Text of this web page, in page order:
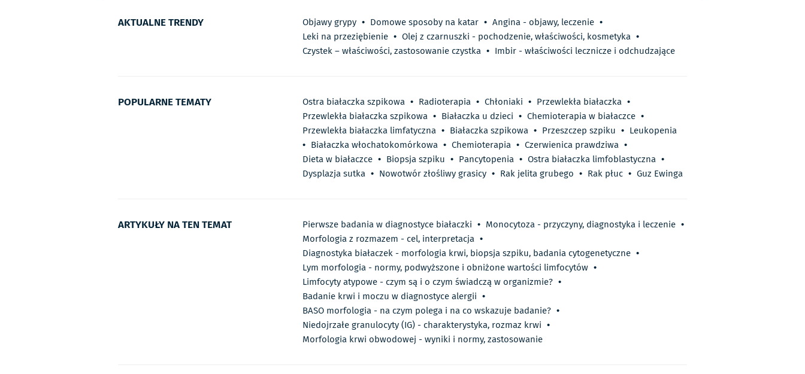
AKTUALNE TRENDY Objawy grypy • Domowe sposoby na katar • Angina - objawy, leczenie •
Leki na przeziębienie • Olej z czarnuszki - pochodzenie, właściwości, kosmetyka •
Czystek – właściwości, zastosowanie czystka • Imbir - właściwości lecznicze i odchudzające
POPULARNE TEMATY Ostra białaczka szpikowa • Radioterapia • Chłoniaki • Przewlekła białaczka •
Przewlekła białaczka szpikowa • Białaczka u dzieci • Chemioterapia w białaczce •
Przewlekła białaczka limfatyczna • Białaczka szpikowa • Przeszczep szpiku • Leukopenia
• Białaczka włochatokomórkowa • Chemioterapia • Czerwienica prawdziwa •
Dieta w białaczce • Biopsja szpiku • Pancytopenia • Ostra białaczka limfoblastyczna •
Dysplazja sutka • Nowotwór złośliwy grasicy • Rak jelita grubego • Rak płuc • Guz Ewinga
ARTYKUŁY NA TEN TEMAT Pierwsze badania w diagnostyce białaczki • Monocytoza - przyczyny, diagnostyka i leczenie •
Morfologia z rozmazem - cel, interpretacja •
Diagnostyka białaczek - morfologia krwi, biopsja szpiku, badania cytogenetyczne •
Lym morfologia - normy, podwyższone i obniżone wartości limfocytów •
Limfocyty atypowe - czym są i o czym świadczą w organizmie? •
Badanie krwi i moczu w diagnostyce alergii •
BASO morfologia - na czym polega i na co wskazuje badanie? •
Niedojrzałe granulocyty (IG) - charakterystyka, rozmaz krwi •
Morfologia krwi obwodowej - wyniki i normy, zastosowanie